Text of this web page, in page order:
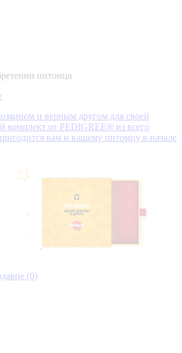
питомца
и верным другом для своей
комплект от PEDIGREE® из всего
вам и вашему питомцу в начале
(0)